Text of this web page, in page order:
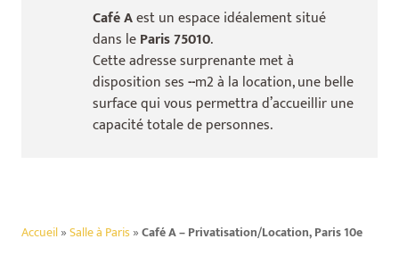
Café Aest un espace idéalement situé
dans leParis 75010.
Cette adresse surprenante met à
disposition ses--m2 à la location, une belle
surface qui vous permettra d’accueillir une
capacité totale depersonnes.
Accueil»Salle à Paris »Café A – Privatisation/Location, Paris 10e